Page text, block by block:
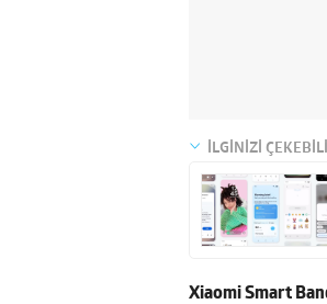
İLGİNİZİ
Xiaomi Smart